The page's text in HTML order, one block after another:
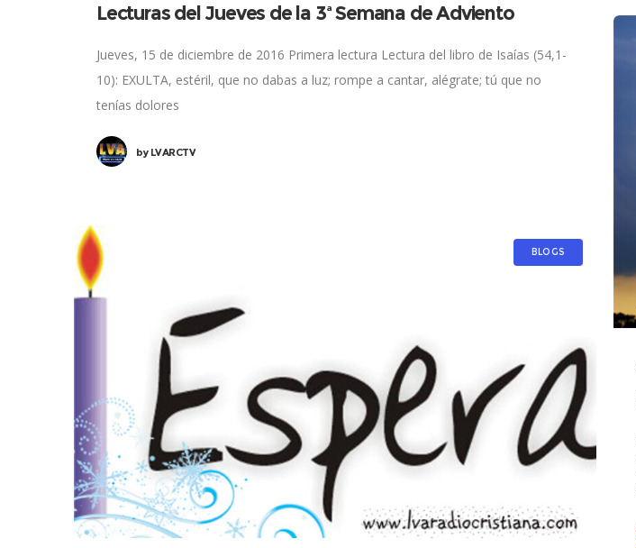
Lecturas del Jueves de la 3ª Semana de Adviento
Jueves, 15 de diciembre de 2016 Primera lectura Lectura del libro de Isaías (54,1-
10): EXULTA, estéril, que no dabas a luz; rompe a cantar, alégrate; tú que no
tenías dolores
byLVARCTV
BLOGS